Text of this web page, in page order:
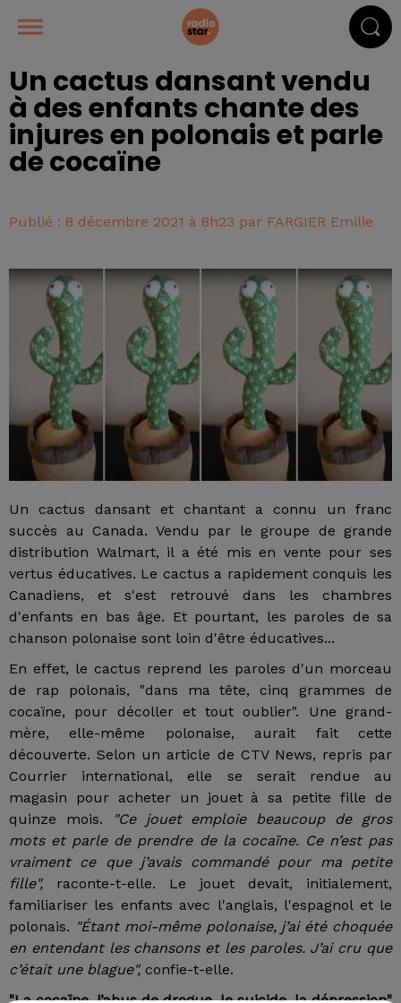
Un cactus dansant vendu
à des enfants chante des
injures en polonais et parle
de cocaïne
Publié : 8 décembre 2021 à 8h23 par FARGIER Emilie
Un cactus dansant et chantant a connu un franc
succès au Canada. Vendu par le groupe de grande
distribution Walmart, il a été mis en vente pour ses
vertus éducatives. Le cactus a rapidement conquis les
Canadiens, et s'est retrouvé dans les chambres
d'enfants en bas âge. Et pourtant, les paroles de sa
chanson polonaise sont loin d'être éducatives...
En effet, le cactus reprend les paroles d'un morceau
de rap polonais, "dans ma tête, cinq grammes de
cocaïne, pour décoller et tout oublier". Une grand-
mère, elle-même polonaise, aurait fait cette
découverte. Selon un article de CTV News, repris par
Courrier international, elle se serait rendue au
magasin pour acheter un jouet à sa petite fille de
quinze mois.
"Ce jouet emploie beaucoup de gros
mots et parle de prendre de la cocaïne. Ce n’est pas
vraiment ce que j’avais commandé pour ma petite
fille", raconte-t-elle. Le jouet devait, initialement,
familiariser les enfants avec l'anglais, l'espagnol et le
polonais. "Étant moi-même polonaise, j’ai été choquée
en entendant les chansons et les paroles. J’ai cru que
c’était une blague", confie-t-elle.